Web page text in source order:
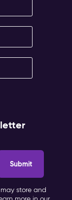
store and